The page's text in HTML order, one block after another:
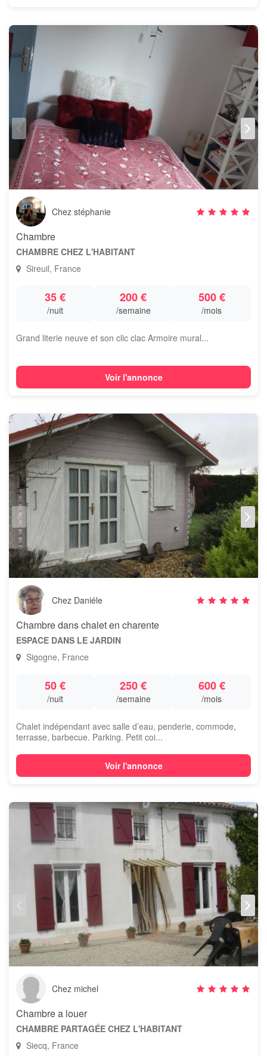
Chez stéphanie
Chambre
CHAMBRE CHEZ L'HABITANT
Sireuil, France
35 €
/nuit
200 €
/semaine
500 €
/mois
Grand literie neuve et son clic clac Armoire mural...
Voir l'annonce
Chez Daniéle
Chambre dans chalet en charente
ESPACE DANS LE JARDIN
Sigogne, France
50 €
/nuit
250 €
/semaine
600 €
/mois
Chalet indépendant avec salle d’eau, penderie, commode,
terrasse, barbecue. Parking. Petit coi...
Voir l'annonce
Chez michel
Chambre a louer
CHAMBRE PARTAGÉE CHEZ L'HABITANT
Siecq, France